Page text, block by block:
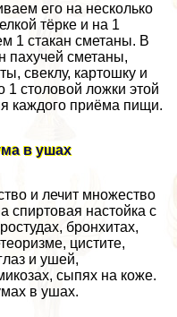
его на несколько
тёрке и на 1
1 стакан сметаны. В
пахучей сметаны,
свеклу, картошку и
1 столовой ложки этой
каждого приёма пищи.
в ушах
и лечит множество
спиртовая настойка с
бронхитах,
цистите,
и ушей,
сыпях на коже.
в ушах.